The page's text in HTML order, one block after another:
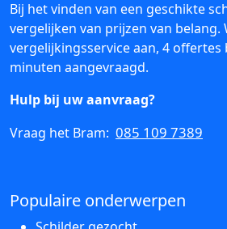
Bij het vinden van een geschikte
vergelijken van prijzen van belang.
vergelijkingsservice aan, 4 offertes
minuten aangevraagd.
Hulp bij uw aanvraag?
Vraag het Bram: 085 109 7389
Populaire onderwerpen